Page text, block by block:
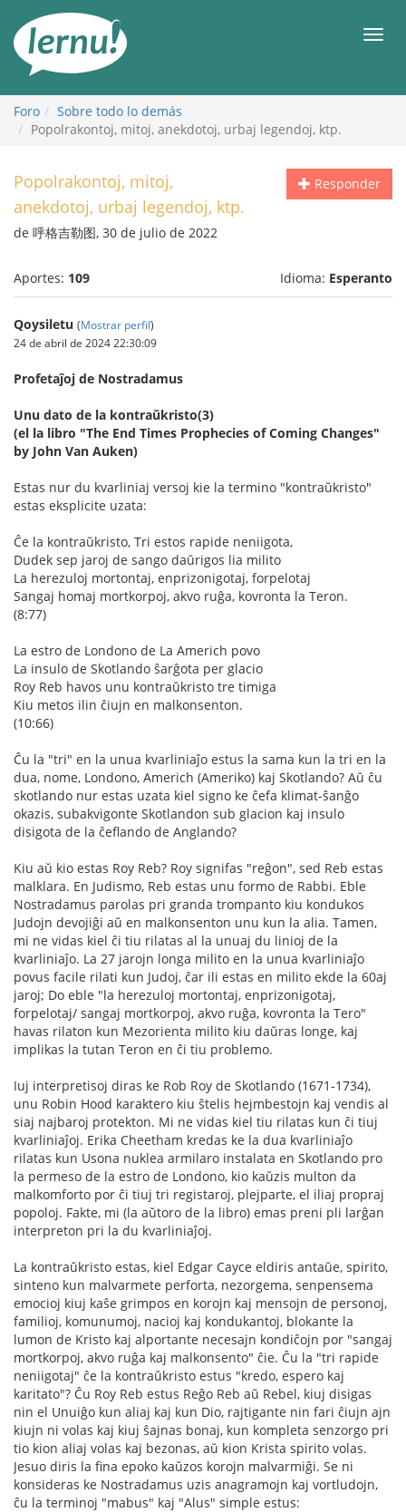
Foro
Sobre todo lo demás
Popolrakontoj, mitoj, anekdotoj, urbaj legendoj, ktp.
Responder
Popolrakontoj, mitoj,
anekdotoj, urbaj legendoj, ktp.
de 呼格吉勒图, 30 de julio de 2022
Aportes: 109 Idioma: Esperanto
Qoysiletu (Mostrar perfil)
24 de abril de 2024 22:30:09
Profetaĵoj de Nostradamus
Unu dato de la kontraŭkristo(3)
(el la libro "The End Times Prophecies of Coming Changes"
by John Van Auken)
Estas nur du kvarliniaj versoj kie la termino "kontraŭkristo"
estas eksplicite uzata:
Ĉe la kontraŭkristo, Tri estos rapide neniigota,
Dudek sep jaroj de sango daŭrigos lia milito
La herezuloj mortontaj, enprizonigotaj, forpelotaj
Sangaj homaj mortkorpoj, akvo ruĝa, kovronta la Teron.
(8:77)
La estro de Londono de La Americh povo
La insulo de Skotlando ŝarĝota per glacio
Roy Reb havos unu kontraŭkristo tre timiga
Kiu metos ilin ĉiujn en malkonsenton.
(10:66)
Ĉu la "tri" en la unua kvarliniaĵo estus la sama kun la tri en la
dua, nome, Londono, Americh (Ameriko) kaj Skotlando? Aŭ ĉu
skotlando nur estas uzata kiel signo ke ĉefa klimat-ŝanĝo
okazis, subakvigonte Skotlandon sub glacion kaj insulo
disigota de la ĉeflando de Anglando?
Kiu aŭ kio estas Roy Reb? Roy signifas "reĝon", sed Reb estas
malklara. En Judismo, Reb estas unu formo de Rabbi. Eble
Nostradamus parolas pri granda trompanto kiu kondukos
Judojn devojiĝi aŭ en malkonsenton unu kun la alia. Tamen,
mi ne vidas kiel ĉi tiu rilatas al la unuaj du linioj de la
kvarliniaĵo. La 27 jarojn longa milito en la unua kvarliniaĵo
povus facile rilati kun Judoj, ĉar ili estas en milito ekde la 60aj
jaroj; Do eble "la herezuloj mortontaj, enprizonigotaj,
forpelotaj/ sangaj mortkorpoj, akvo ruĝa, kovronta la Tero"
havas rilaton kun Mezorienta milito kiu daŭras longe, kaj
implikas la tutan Teron en ĉi tiu problemo.
Iuj interpretisoj diras ke Rob Roy de Skotlando (1671-1734),
unu Robin Hood karaktero kiu ŝtelis hejmbestojn kaj vendis al
siaj najbaroj protekton. Mi ne vidas kiel tiu rilatas kun ĉi tiuj
kvarliniaĵoj. Erika Cheetham kredas ke la dua kvarliniaĵo
rilatas kun Usona nuklea armilaro instalata en Skotlando pro
la permeso de la estro de Londono, kio kaŭzis multon da
malkomforto por ĉi tiuj tri registaroj, plejparte, el iliaj propraj
popoloj. Fakte, mi (la aŭtoro de la libro) emas preni pli larĝan
interpreton pri la du kvarliniaĵoj.
La kontraŭkristo estas, kiel Edgar Cayce eldiris antaŭe, spirito,
sinteno kun malvarmete perforta, nezorgema, senpensema
emocioj kiuj kaŝe grimpos en korojn kaj mensojn de personoj,
familioj, komunumoj, nacioj kaj kondukantoj, blokante la
lumon de Kristo kaj alportante necesajn kondiĉojn por "sangaj
mortkorpoj, akvo ruĝa kaj malkonsento" ĉie. Ĉu la "tri rapide
neniigotaj" ĉe la kontraŭkristo estus "kredo, espero kaj
karitato"? Ĉu Roy Reb estus Reĝo Reb aŭ Rebel, kiuj disigas
nin el Unuiĝo kun aliaj kaj kun Dio, rajtigante nin fari ĉiujn ajn
kiujn ni volas kaj kiuj ŝajnas bonaj, kun kompleta senzorgo pri
tio kion aliaj volas kaj bezonas, aŭ kion Krista spirito volas.
Jesuo diris la fina epoko kaŭzos korojn malvarmiĝi. Se ni
konsideras ke Nostradamus uzis anagramojn kaj vortludojn,
ĉu la terminoj "mabus" kaj "Alus" simple estus: